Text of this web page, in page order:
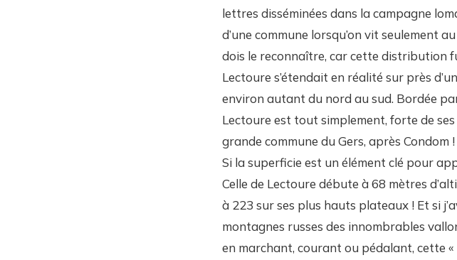
lettres disséminées dans la campagne
d’une commune lorsqu’on vit seulement
dois le reconnaître, car cette distribution
Lectoure s’étendait en réalité sur près
environ autant du nord au sud. Bordée
Lectoure est tout simplement, forte de
grande commune du Gers, après Condom !
Si la superficie est un élément clé pour
Celle de Lectoure débute à 68 mètres
à 223 sur ses plus hauts plateaux ! Et si
montagnes russes des innombrables
en marchant, courant ou pédalant, cette